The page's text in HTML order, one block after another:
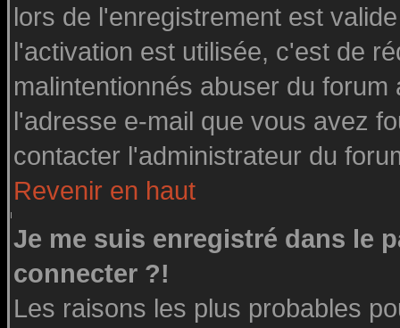
lors de l'enregistrement est
l'activation est utilisée, c'est de
malintentionnés abuser du
l'adresse e-mail que vous avez
contacter l'administrateur du
Revenir en haut
Je me suis enregistré dans le
connecter ?!
Les raisons les plus probables